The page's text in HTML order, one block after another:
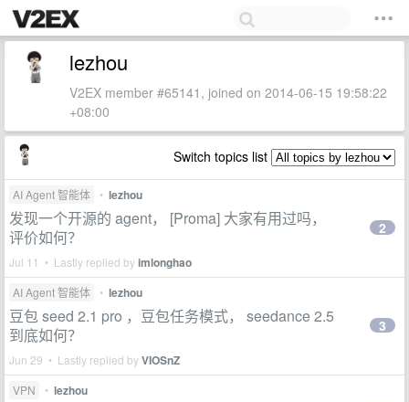
lezhou
V2EX member #65141, joined on 2014-06-15 19:58:22
+08:00
Switch topics list
AI Agent 智能体 • lezhou
发现一个开源的 agent， [Proma] 大家有用过吗，
评价如何？
Jul 11 • Lastly replied byimlonghao
2
AI Agent 智能体 • lezhou
豆包 seed 2.1 pro ，豆包任务模式， seedance 2.5
到底如何？
Jun 29 • Lastly replied byVIOSnZ
3
VPN • lezhou